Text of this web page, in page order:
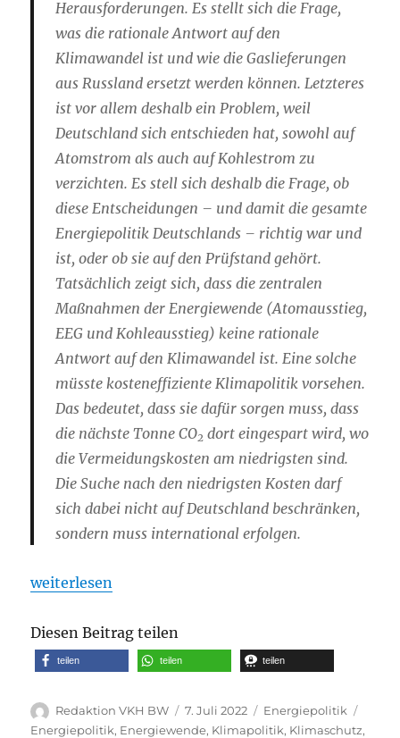
Herausforderungen. Es stellt sich die Frage,
was die rationale Antwort auf den
Klimawandel ist und wie die Gaslieferungen
aus Russland ersetzt werden können. Letzteres
ist vor allem deshalb ein Problem, weil
Deutschland sich entschieden hat, sowohl auf
Atomstrom als auch auf Kohlestrom zu
verzichten. Es stell sich deshalb die Frage, ob
diese Entscheidungen – und damit die gesamte
Energiepolitik Deutschlands – richtig war und
ist, oder ob sie auf den Prüfstand gehört.
Tatsächlich zeigt sich, dass die zentralen
Maßnahmen der Energiewende (Atomausstieg,
EEG und Kohleausstieg) keine rationale
Antwort auf den Klimawandel ist. Eine solche
müsste kosteneffiziente Klimapolitik vorsehen.
Das bedeutet, dass sie dafür sorgen muss, dass
die nächste Tonne CO2 dort eingespart wird, wo
die Vermeidungskosten am niedrigsten sind.
Die Suche nach den niedrigsten Kosten darf
sich dabei nicht auf Deutschland beschränken,
sondern muss international erfolgen.
„Klimaschutz und Russland-Gas – wie soll es
weiterlesen
Diesen Beitrag teilen
teilen teilen teilen
Autor
Redaktion VKH BW
Veröffentlicht
am
7. Juli 2022 Kategorien
Energiepolitik
Energiepolitik, Energiewende, Klimapolitik, Klimaschutz,